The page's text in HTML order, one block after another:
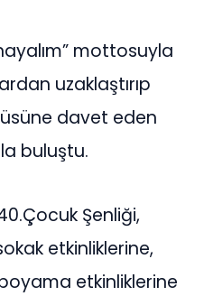
mottosuyla
uzaklaştırıp
davet eden
buluştu.
Şenliği,
etkinliklerine,
etkinliklerine